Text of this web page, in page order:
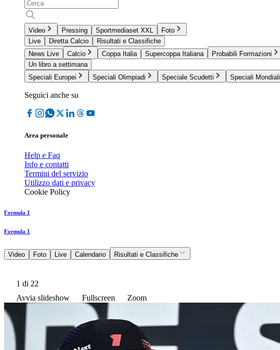
Video Pressing Sportmediaset XXL
Foto
Live
Diretta Calcio
Risultati e Classifiche
News Live
Calcio Coppa Italia Supercoppa Italiana Probabili Formazioni
Un libro a settimana
Speciali Europei
Speciali Olimpiadi Speciale Scudetti Speciali Mondiali
Seguici anche su
Area personale
Help e Faq
Info e contatti
Termini del servizio
Utilizzo dati e privacy
Cookie Policy
Formula 1
Formula 1
Video Foto Live Calendario Risultati e Classifiche
1 di 22
Avvia slideshow
Fullscreen Zoom